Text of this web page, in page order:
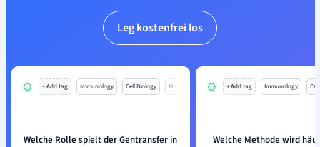
Leg kostenfrei los
+ Add tag Immunology Cell Biology Mo
Welche Rolle spielt der Gentransfer in
+ Add tag Immunology
Welche Methode wird